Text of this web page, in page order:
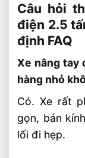
Câu hỏi
điện 2.5
định FAQ
Xe nâng tay
hàng nhỏ
Có. Xe rất
gọn, bán
lối đi hẹp.